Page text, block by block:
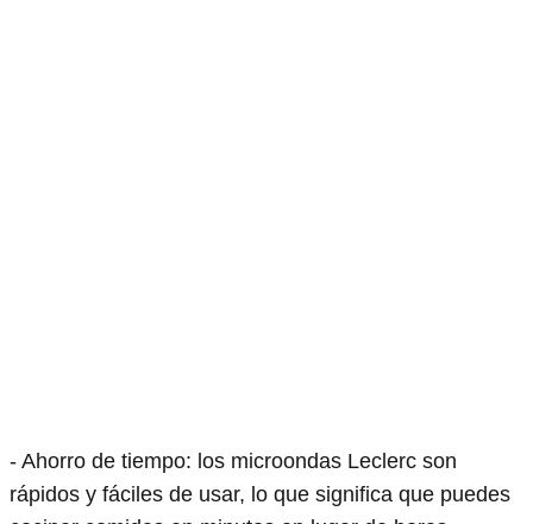
- Ahorro de tiempo: los microondas Leclerc son
rápidos y fáciles de usar, lo que significa que puedes